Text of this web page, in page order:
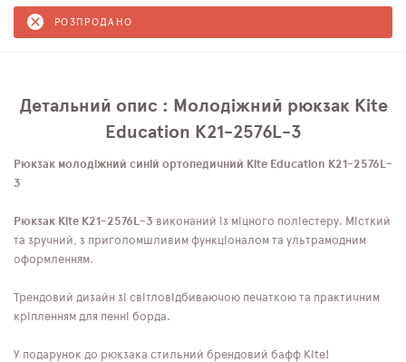
РОЗПРОДАНО
Детальний опис : Молодіжний рюкзак Kite
Education K21-2576L-3
Рюкзак молодіжний синій ортопедичний Kite Education K21-2576L-
3
Рюкзак Kite K21-2576L-3 виконаний із міцного поліестеру. Місткий
та зручний, з приголомшливим функціоналом та ультрамодним
оформленням.
Трендовий дизайн зі світловідбиваючою печаткою та практичним
кріпленням для пенні борда.
У подарунок до рюкзака стильний брендовий бафф Kite!